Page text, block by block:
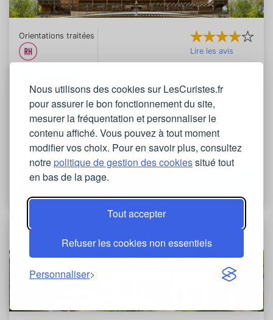
Nous utilisons des cookies sur LesCuristes.fr
pour assurer le bon fonctionnement du site,
mesurer la fréquentation et personnaliser le
contenu affiché. Vous pouvez à tout moment
modifier vos choix. Pour en savoir plus, consultez
notrepolitique de gestion des cookiessitué tout
en bas de la page.
Tout accepter
Refuser les cookies non essentiels
Personnaliser
Orientations traitées
Lire les avis
Voir les locations Voir les questions
Plus d'informations
Station thermale de Gréoux-les-Bains